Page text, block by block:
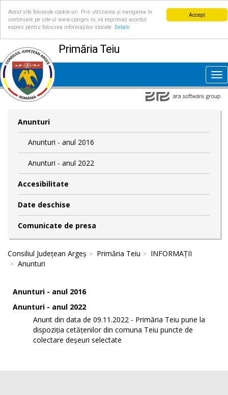
Accept
Acest site folosește cookie-uri. Prin utilizarea și navigarea în
continuare pe site-ul www.cjarges.ro, vă exprimați acordul
expres pentru folosirea informațiilor stocate.
Detalii
Primăria Teiu
Anunturi
Anunturi - anul 2016
Anunturi - anul 2022
Accesibilitate
Date deschise
Comunicate de presa
Consiliul Județean Argeș Primăria Teiu
INFORMAȚII
Anunturi
Anunturi - anul 2016
Anunturi - anul 2022
Anunt din data de 09.11.2022 - Primăria Teiu pune la
dispoziția cetățenilor din comuna Teiu puncte de
colectare deșeuri selectate